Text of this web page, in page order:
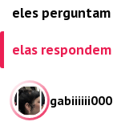
eles perguntam
elas respondem
gabiiiiii000